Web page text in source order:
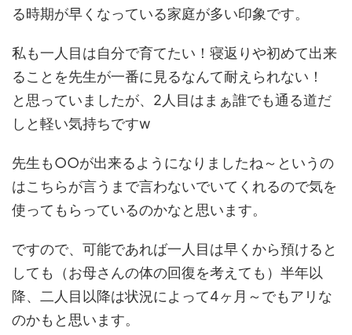
る時期が早くなっている家庭が多い印象です。
私も一人目は自分で育てたい！寝返りや初めて出来
ることを先生が一番に見るなんて耐えられない！
と思っていましたが、2人目はまぁ誰でも通る道だ
しと軽い気持ちですw
先生も○○が出来るようになりましたね～というの
はこちらが言うまで言わないでいてくれるので気を
使ってもらっているのかなと思います。
ですので、可能であれば一人目は早くから預けると
しても（お母さんの体の回復を考えても）半年以
降、二人目以降は状況によって4ヶ月～でもアリな
のかもと思います。